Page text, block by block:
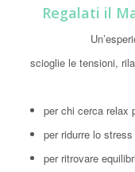
Regalati il
scioglie le tensioni,
per chi cerca relax
per ridurre lo
per ritrovare